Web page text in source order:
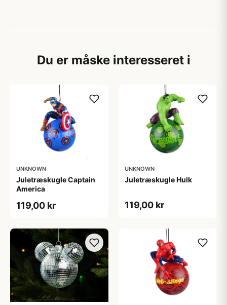
Du er måske interesseret i
UNKNOWN
Juletræskugle Captain
America
119,00 kr
UNKNOWN
Juletræskugle Hulk
119,00 kr